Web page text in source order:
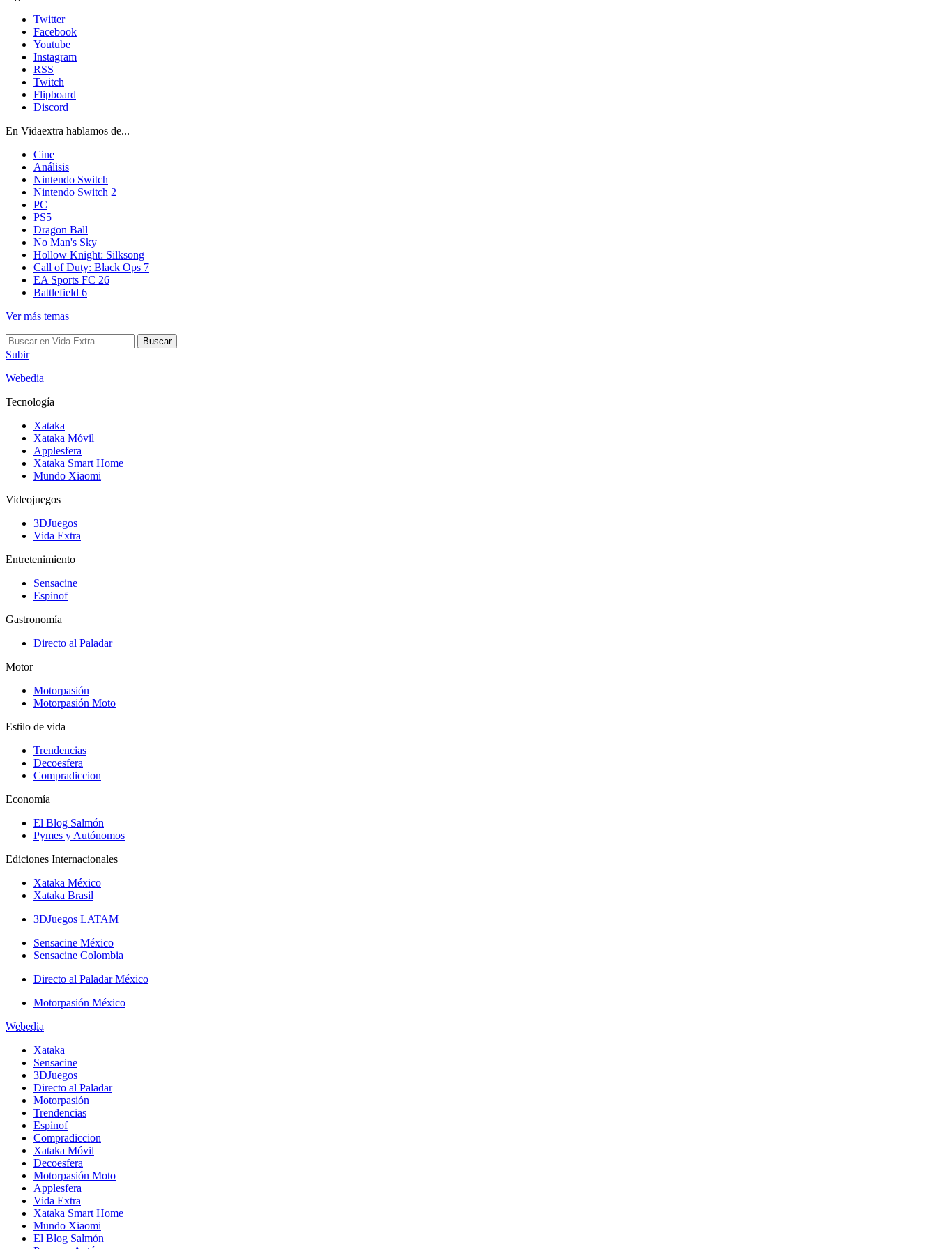
Twitter
Facebook
Youtube
Instagram
RSS
Twitch
Flipboard
Discord
En Vidaextra hablamos de...
Cine
Análisis
Nintendo Switch
Nintendo Switch 2
PC
PS5
Dragon Ball
No Man's Sky
Hollow Knight: Silksong
Call of Duty: Black Ops 7
EA Sports FC 26
Battlefield 6
Ver más temas
Buscar
Subir
Webedia
Tecnología
Xataka
Xataka Móvil
Applesfera
Xataka Smart Home
Mundo Xiaomi
Videojuegos
3DJuegos
Vida Extra
Entretenimiento
Sensacine
Espinof
Gastronomía
Directo al Paladar
Motor
Motorpasión
Motorpasión Moto
Estilo de vida
Trendencias
Decoesfera
Compradiccion
Economía
El Blog Salmón
Pymes y Autónomos
Ediciones Internacionales
Xataka México
Xataka Brasil
3DJuegos LATAM
Sensacine México
Sensacine Colombia
Directo al Paladar México
Motorpasión México
Webedia
Xataka
Sensacine
3DJuegos
Directo al Paladar
Motorpasión
Trendencias
Espinof
Compradiccion
Xataka Móvil
Decoesfera
Motorpasión Moto
Applesfera
Vida Extra
Xataka Smart Home
Mundo Xiaomi
El Blog Salmón